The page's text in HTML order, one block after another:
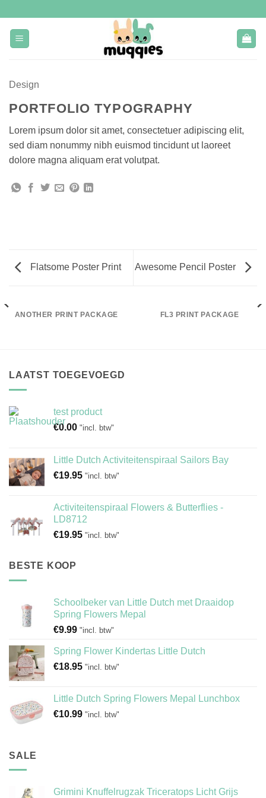
inhoud
Design
PORTFOLIO TYPOGRAPHY
Lorem ipsum dolor sit amet, consectetuer adipiscing elit,
sed diam nonummy nibh euismod tincidunt ut laoreet
dolore magna aliquam erat volutpat.
Flatsome Poster Print Awesome Pencil Poster
ANOTHER PRINT PACKAGE FL3 PRINT PACKAGE
LAATST TOEGEVOEGD
test product
€0.00 "incl. btw"
Little Dutch Activiteitenspiraal Sailors Bay
€19.95 "incl. btw"
Activiteitenspiraal Flowers & Butterflies -
LD8712
€19.95 "incl. btw"
BESTE KOOP
Schoolbeker van Little Dutch met Draaidop
Spring Flowers Mepal
€9.99 "incl. btw"
Spring Flower Kindertas Little Dutch
€18.95 "incl. btw"
Little Dutch Spring Flowers Mepal Lunchbox
€10.99 "incl. btw"
SALE
Grimini Knuffelrugzak Triceratops Licht Grijs